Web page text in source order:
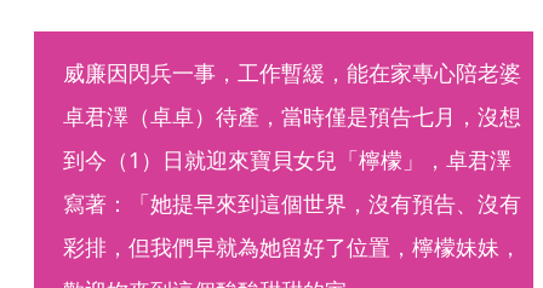
威廉因閃兵一事，工作暫緩，能在家專心陪老婆
卓君澤（卓卓）待產，當時僅是預告七月，沒想
到今（1）日就迎來寶貝女兒「檸檬」，卓君澤
寫著：「她提早來到這個世界，沒有預告、沒有
彩排，但我們早就為她留好了位置，檸檬妹妹，